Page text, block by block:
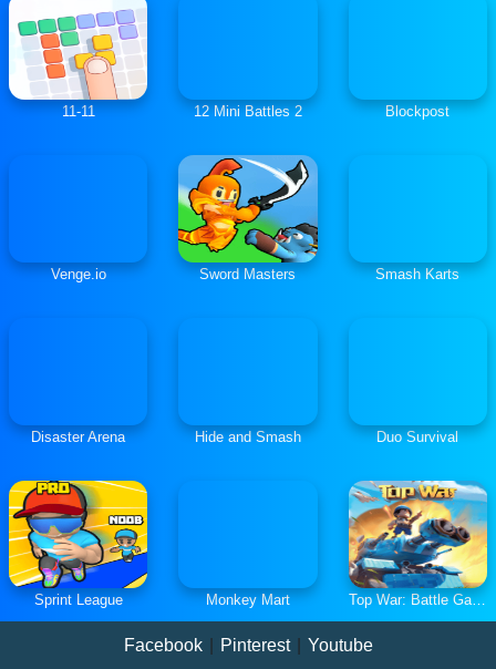
11-11 12 Mini Battles 2 Blockpost
Venge.io Sword Masters Smash Karts
Disaster Arena Hide and Smash Duo Survival
Sprint League Monkey Mart Top War: Battle Game
Facebook Pinterest Youtube